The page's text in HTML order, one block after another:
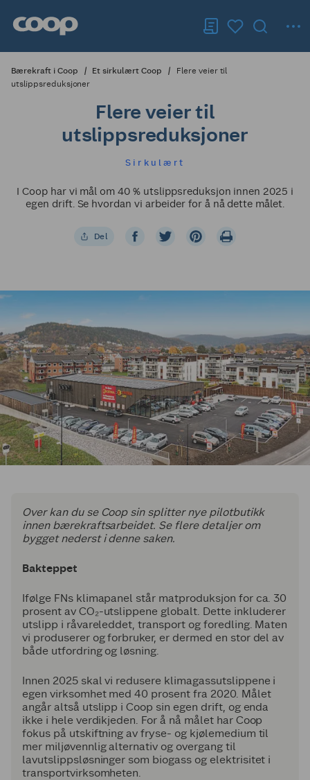
Bærekraft i Coop Et sirkulært Coop
Flere veier til
utslippsreduksjoner
Flere veier til
utslippsreduksjoner
Sirkulært
I Coop har vi mål om 40 % utslippsreduksjon innen 2025 i
egen drift. Se hvordan vi arbeider for å nå dette målet.
Del
Over kan du se Coop sin splitter nye pilotbutikk
innen bærekraftsarbeidet. Se flere detaljer om
bygget nederst i denne saken.
Bakteppet
Ifølge FNs klimapanel står matproduksjon for ca. 30
prosent av CO₂-utslippene globalt. Dette inkluderer
utslipp i råvareleddet, transport og foredling. Maten
vi produserer og forbruker, er dermed en stor del av
både utfordring og løsning.
Innen 2025 skal vi redusere klimagassutslippene i
egen virksomhet med 40 prosent fra 2020. Målet
angår altså utslipp i Coop sin egen drift, og enda
ikke i hele verdikjeden. For å nå målet har Coop
fokus på utskiftning av fryse- og kjølemedium til
mer miljøvennlig alternativ og overgang til
lavutslippsløsninger som biogass og elektrisitet i
transportvirksomheten.